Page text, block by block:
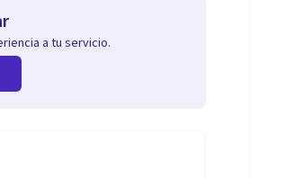
a tu servicio.